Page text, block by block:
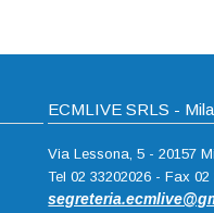
ECMLIVE SRLS -
Via Lessona, 5 - 20157
Tel 02 33202026 - Fax 02